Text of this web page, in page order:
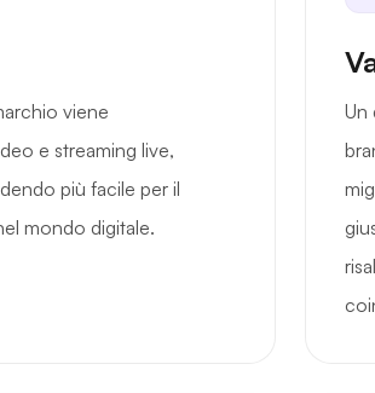
viene
e streaming live,
più facile per il
mondo digitale.
Un